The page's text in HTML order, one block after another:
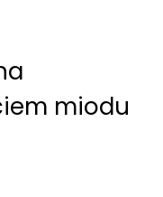
miodu